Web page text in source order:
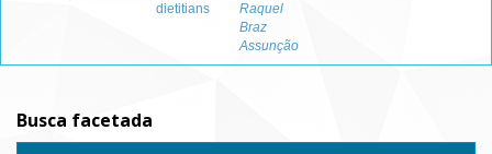
dietitians
Raquel
Braz
Assunção
Busca facetada